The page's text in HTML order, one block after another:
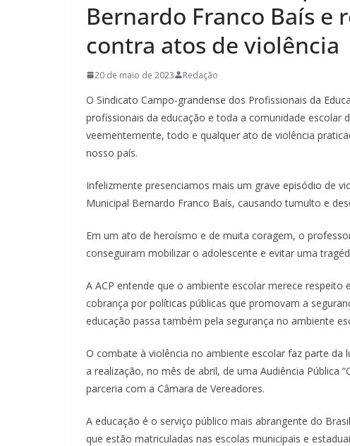
Bernardo Franco Baís e
contra atos de violência
20 de maio de 2023 Redação
O Sindicato Campo-grandense dos Profissionais da
profissionais da educação e toda a comunidade escolar
veementemente, todo e qualquer ato de violência
nosso país.
Infelizmente presenciamos mais um grave episódio de
Municipal Bernardo Franco Baís, causando tumulto e
Em um ato de heroísmo e de muita coragem, o
conseguiram mobilizar o adolescente e evitar uma
A ACP entende que o ambiente escolar merece
cobrança por políticas públicas que promovam a
educação passa também pela segurança no ambiente
O combate à violência no ambiente escolar faz parte da
a realização, no mês de abril, de uma Audiência Pública
parceria com a Câmara de Vereadores.
A educação é o serviço público mais abrangente do
que estão matriculadas nas escolas municipais e